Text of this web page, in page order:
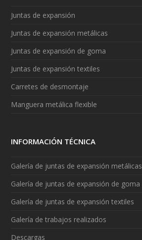
Juntas de expansión
Juntas de expansión metálicas
Juntas de expansión de goma
Juntas de expansión textiles
Carretes de desmontaje
Manguera metálica flexible
INFORMACIÓN TÉCNICA
Galería de juntas de expansión metálicas
Galería de juntas de expansión de goma
Galería de juntas de expansión textiles
Galería de trabajos realizados
Descargas